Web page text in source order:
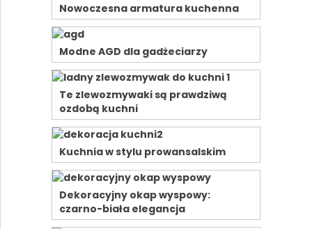
Nowoczesna armatura kuchenna
Modne AGD dla gadżeciarzy
Te zlewozmywaki są prawdziwą
ozdobą kuchni
Kuchnia w stylu prowansalskim
Dekoracyjny okap wyspowy:
czarno-biała elegancja